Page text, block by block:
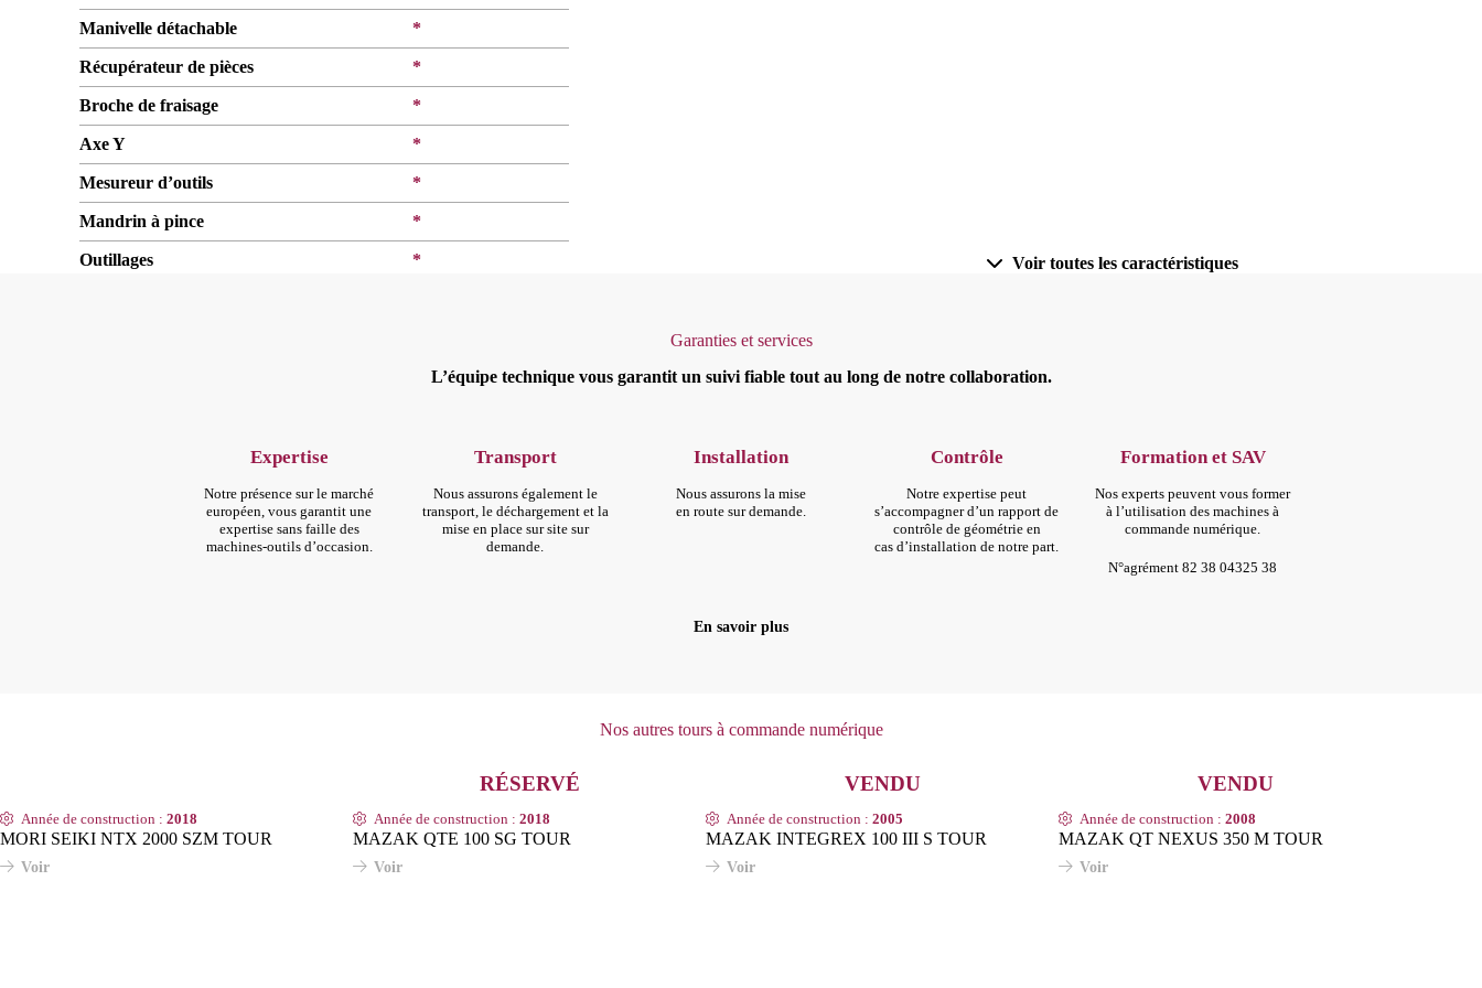
Manivelle détachable *
Récupérateur de pièces *
Broche de fraisage *
Axe Y *
Mesureur d’outils *
Mandrin à pince *
Outillages * Voir toutes les caractéristiques
Garanties et services
L’équipe technique vous garantit un suivi fiable tout au long de notre collaboration.
Expertise
Notre présence sur le marché
européen, vous garantit une
expertise sans faille des
machines-outils d’occasion.
Transport
Nous assurons également le
transport, le déchargement et la
mise en place sur site sur
demande.
Installation
Nous assurons la mise
en route sur demande.
Contrôle
Notre expertise peut
s’accompagner d’un rapport de
contrôle de géométrie en
cas d’installation de notre part.
Formation et SAV
Nos experts peuvent vous former
à l’utilisation des machines à
commande numérique.
N°agrément 82 38 04325 38
En savoir plus
Nos autres tours à commande numérique
Année de construction : 2018
MORI SEIKI NTX 2000 SZM TOUR
Voir
Année de construction : 2018
MAZAK QTE 100 SG TOUR
Voir
Année de construction : 2005
MAZAK INTEGREX 100 III S TOUR
Voir
Année de construction : 2008
MAZAK QT NEXUS 350 M TOUR
Voir